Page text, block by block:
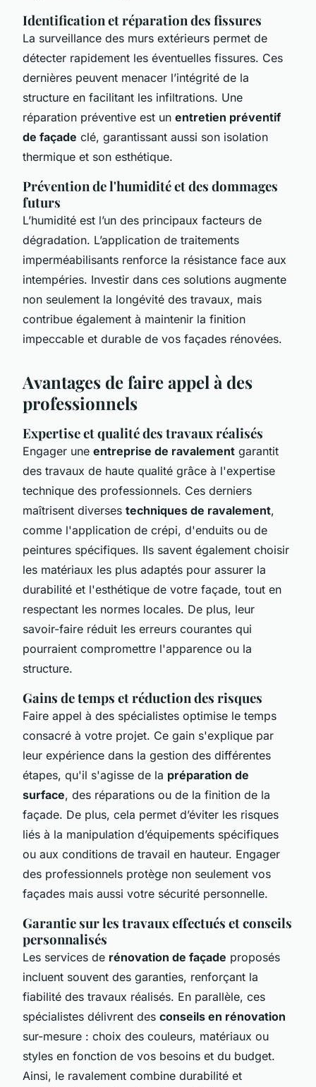
Identification et réparation des fissures
La surveillance des murs extérieurs permet de
détecter rapidement les éventuelles fissures. Ces
dernières peuvent menacer l’intégrité de la
structure en facilitant les infiltrations. Une
réparation préventive est un entretien préventif
de façade clé, garantissant aussi son isolation
thermique et son esthétique.
Prévention de l'humidité et des dommages
futurs
L’humidité est l’un des principaux facteurs de
dégradation. L’application de traitements
imperméabilisants renforce la résistance face aux
intempéries. Investir dans ces solutions augmente
non seulement la longévité des travaux, mais
contribue également à maintenir la finition
impeccable et durable de vos façades rénovées.
Avantages de faire appel à des
professionnels
Expertise et qualité des travaux réalisés
Engager une entreprise de ravalement garantit
des travaux de haute qualité grâce à l'expertise
technique des professionnels. Ces derniers
maîtrisent diverses techniques de ravalement,
comme l'application de crépi, d'enduits ou de
peintures spécifiques. Ils savent également choisir
les matériaux les plus adaptés pour assurer la
durabilité et l'esthétique de votre façade, tout en
respectant les normes locales. De plus, leur
savoir-faire réduit les erreurs courantes qui
pourraient compromettre l'apparence ou la
structure.
Gains de temps et réduction des risques
Faire appel à des spécialistes optimise le temps
consacré à votre projet. Ce gain s'explique par
leur expérience dans la gestion des différentes
étapes, qu'il s'agisse de la préparation de
surface, des réparations ou de la finition de la
façade. De plus, cela permet d’éviter les risques
liés à la manipulation d’équipements spécifiques
ou aux conditions de travail en hauteur. Engager
des professionnels protège non seulement vos
façades mais aussi votre sécurité personnelle.
Garantie sur les travaux effectués et conseils
personnalisés
Les services de rénovation de façade proposés
incluent souvent des garanties, renforçant la
fiabilité des travaux réalisés. En parallèle, ces
spécialistes délivrent des conseils en rénovation
sur-mesure : choix des couleurs, matériaux ou
styles en fonction de vos besoins et du budget.
Ainsi, le ravalement combine durabilité et